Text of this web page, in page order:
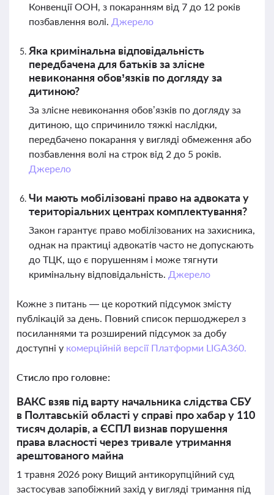
Конвенції ООН, з покаранням від 7 до 12 років
позбавлення волі. Джерело
Яка кримінальна відповідальність
передбачена для батьків за злісне
невиконання обов’язків по догляду за
дитиною?
За злісне невиконання обов’язків по догляду за
дитиною, що спричинило тяжкі наслідки,
передбачено покарання у вигляді обмеження або
позбавлення волі на строк від 2 до 5 років.
Джерело
Чи мають мобілізовані право на адвоката у
територіальних центрах комплектування?
Закон гарантує право мобілізованих на захисника,
однак на практиці адвокатів часто не допускають
до ТЦК, що є порушенням і може тягнути
кримінальну відповідальність. Джерело
Кожне з питань — це короткий підсумок змісту
публікацій за день. Повний список першоджерел з
посиланнями та розширений підсумок за добу
доступні у комерційній версії Платформи LIGA360.
Стисло про головне:
ВАКС взяв під варту начальника слідства СБУ
в Полтавській області у справі про хабар у 110
тисяч доларів, а ЄСПЛ визнав порушення
права власності через тривале утримання
арештованого майна
1 травня 2026 року Вищий антикорупційний суд
застосував запобіжний захід у вигляді тримання під